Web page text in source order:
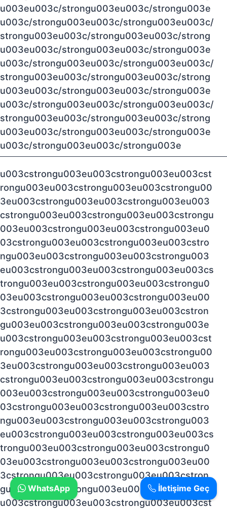
u003eu003c/strongu003eu003c/strongu003e
u003c/strongu003eu003c/strongu003eu003c/
strongu003eu003c/strongu003eu003c/strong
u003eu003c/strongu003eu003c/strongu003e
u003c/strongu003eu003c/strongu003eu003c/
strongu003eu003c/strongu003eu003c/strong
u003eu003c/strongu003eu003c/strongu003e
u003c/strongu003eu003c/strongu003eu003c/
strongu003eu003c/strongu003eu003c/strong
u003eu003c/strongu003eu003c/strongu003e
u003c/strongu003eu003c/strongu003e
u003cstrongu003eu003cstrongu003eu003cst
rongu003eu003cstrongu003eu003cstrongu00
3eu003cstrongu003eu003cstrongu003eu003
cstrongu003eu003cstrongu003eu003cstrongu
003eu003cstrongu003eu003cstrongu003eu0
03cstrongu003eu003cstrongu003eu003cstro
ngu003eu003cstrongu003eu003cstrongu003
eu003cstrongu003eu003cstrongu003eu003cs
trongu003eu003cstrongu003eu003cstrongu0
03eu003cstrongu003eu003cstrongu003eu00
3cstrongu003eu003cstrongu003eu003cstron
gu003eu003cstrongu003eu003cstrongu003e
u003cstrongu003eu003cstrongu003eu003cst
rongu003eu003cstrongu003eu003cstrongu00
3eu003cstrongu003eu003cstrongu003eu003
cstrongu003eu003cstrongu003eu003cstrongu
003eu003cstrongu003eu003cstrongu003eu0
03cstrongu003eu003cstrongu003eu003cstro
ngu003eu003cstrongu003eu003cstrongu003
eu003cstrongu003eu003cstrongu003eu003cs
trongu003eu003cstrongu003eu003cstrongu0
03eu003cstrongu003eu003cstrongu003eu00
3cstrongu003eu003cstrongu003eu003cstron
gu003eu003cstrongu003eu003cstrongu003e
u003cstrongu003eu003cstrongu003eu003cst
İletişime Geç
WhatsApp